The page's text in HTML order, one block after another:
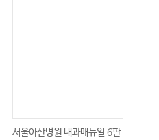
서울아산병원 내과매뉴얼 6판